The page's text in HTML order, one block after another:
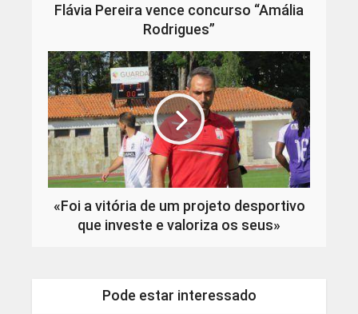
Flávia Pereira vence concurso “Amália
Rodrigues”
«Foi a vitória de um projeto desportivo
que investe e valoriza os seus»
Pode estar interessado